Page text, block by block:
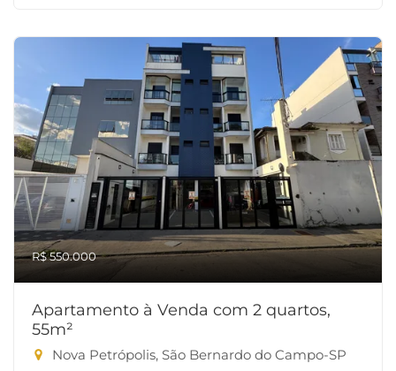
R$ 550.000
Apartamento à Venda com 2 quartos,
55m²
Nova Petrópolis, São Bernardo do Campo-SP